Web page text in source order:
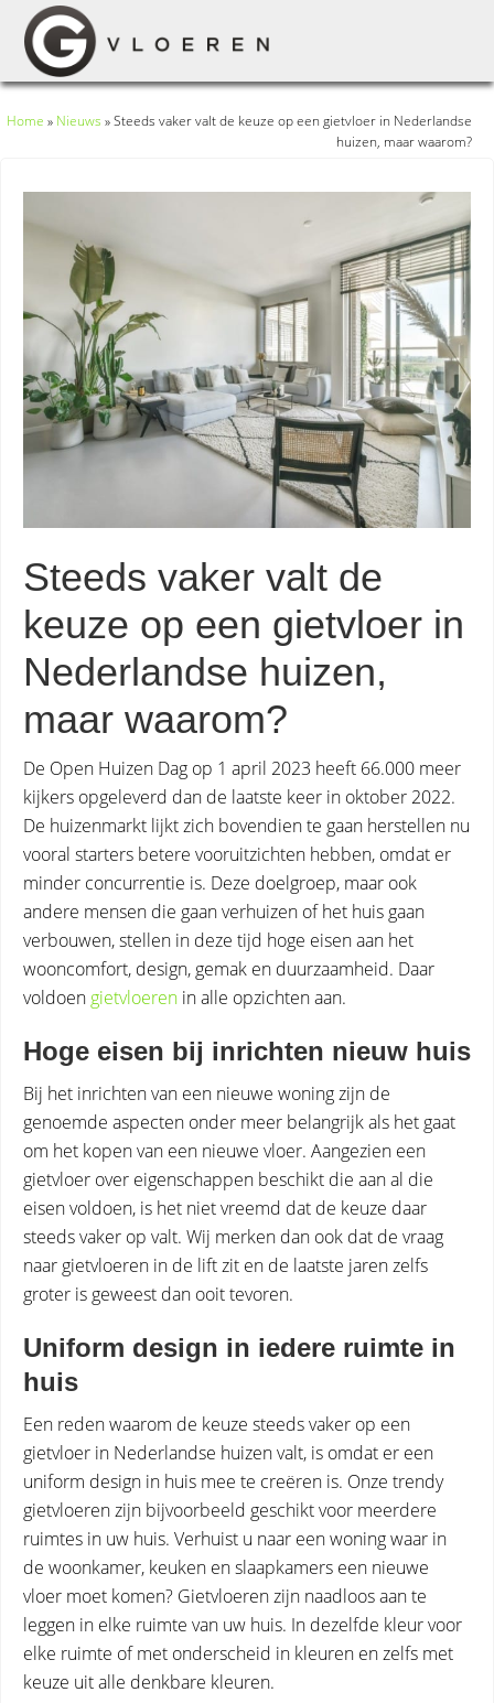
Home » Nieuws »Steeds vaker valt de keuze op een gietvloer in Nederlandse
huizen, maar waarom?
Steeds vaker valt de
keuze op een gietvloer in
Nederlandse huizen,
maar waarom?
De Open Huizen Dag op 1 april 2023 heeft 66.000 meer
kijkers opgeleverd dan de laatste keer in oktober 2022.
De huizenmarkt lijkt zich bovendien te gaan herstellen nu
vooral starters betere vooruitzichten hebben, omdat er
minder concurrentie is. Deze doelgroep, maar ook
andere mensen die gaan verhuizen of het huis gaan
verbouwen, stellen in deze tijd hoge eisen aan het
wooncomfort, design, gemak en duurzaamheid. Daar
voldoen gietvloeren in alle opzichten aan.
Hoge eisen bij inrichten nieuw huis
Bij het inrichten van een nieuwe woning zijn de
genoemde aspecten onder meer belangrijk als het gaat
om het kopen van een nieuwe vloer. Aangezien een
gietvloer over eigenschappen beschikt die aan al die
eisen voldoen, is het niet vreemd dat de keuze daar
steeds vaker op valt. Wij merken dan ook dat de vraag
naar gietvloeren in de lift zit en de laatste jaren zelfs
groter is geweest dan ooit tevoren.
Uniform design in iedere ruimte in
huis
Een reden waarom de keuze steeds vaker op een
gietvloer in Nederlandse huizen valt, is omdat er een
uniform design in huis mee te creëren is. Onze trendy
gietvloeren zijn bijvoorbeeld geschikt voor meerdere
ruimtes in uw huis. Verhuist u naar een woning waar in
de woonkamer, keuken en slaapkamers een nieuwe
vloer moet komen? Gietvloeren zijn naadloos aan te
leggen in elke ruimte van uw huis. In dezelfde kleur voor
elke ruimte of met onderscheid in kleuren en zelfs met
keuze uit alle denkbare kleuren.